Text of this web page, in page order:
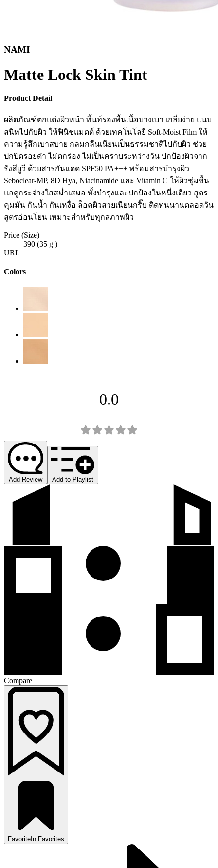
NAMI
Matte Lock Skin Tint
Product Detail
ผลิตภัณฑ์ตกแต่งผิวหน้า ทิ้นท์รองพื้นเนื้อบางเบา เกลี่ยง่าย แนบ
สนิทไปกับผิว ให้ฟินิชแมตต์ ด้วยเทคโนโลยี Soft-Moist Film ให้
ความรู้สึกเบาสบาย กลมกลืนเนียนเป็นธรรมชาติไปกับผิว ช่วย
ปกปิดรอยดำ ไม่ตกร่อง ไม่เป็นคราบระหว่างวัน ปกป้องผิวจาก
รังสียูวี ด้วยสารกันแดด SPF50 PA+++ พร้อมสารบำรุงผิว
Seboclear-MP, 8D Hya, Niacinamide และ Vitamin C ให้ผิวชุ่มชื้น
แลดูกระจ่างใสสม่ำเสมอ ทั้งบำรุงและปกป้องในหนึ่งเดียว สูตร
คุมมัน กันน้ำ กันเหงื่อ ล็อคผิวสวยเนียนกริ๊บ ติดทนนานตลอดวัน
สูตรอ่อนโยน เหมาะสำหรับทุกสภาพผิว
Price (Size)
390 (35 g.)
URL
Colors
0.0
Add Review Add to Playlist
Compare
Favorite In Favorites